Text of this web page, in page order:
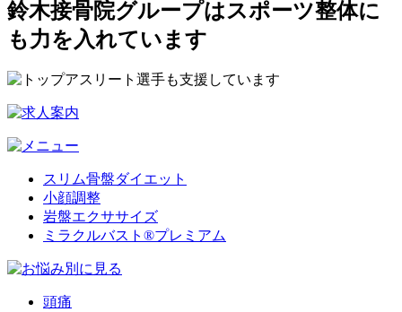
鈴木接骨院グループはスポーツ整体に
も力を入れています
スリム骨盤ダイエット
小顔調整
岩盤エクササイズ
ミラクルバスト®プレミアム
頭痛